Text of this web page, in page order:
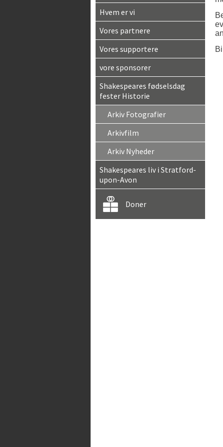
Hvem er vi
Vores partnere
Vores supportere
vore sponsorer
Shakespeares fødselsdag
fester Historie
Arkiv Fotografier
Arkivfilm
Arkiv Nyheder
Shakespeares liv i Stratford-
upon-Avon
Doner